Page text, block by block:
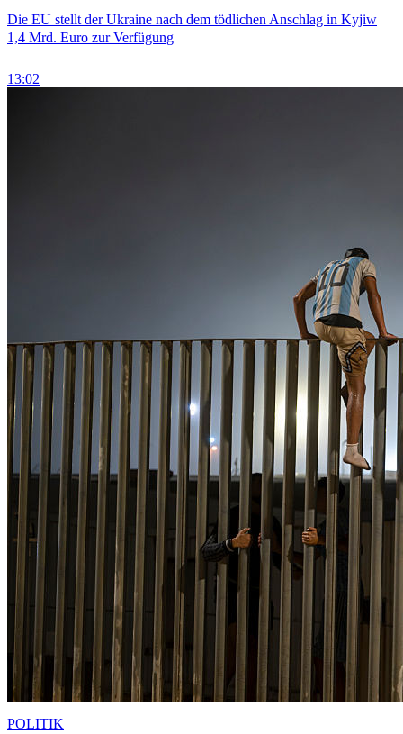
Die EU stellt der Ukraine nach dem tödlichen Anschlag in Kyjiw
1,4 Mrd. Euro zur Verfügung
13:02
POLITIK